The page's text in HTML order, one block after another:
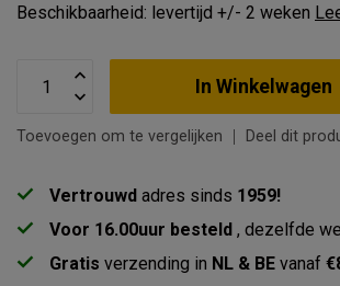
Beschikbaarheid: levertijd +/- 2 weken
In Winkelwagen
Toevoegen om te vergelijken Deel dit
Vertrouwd adres sinds 1959!
Voor 16.00uur besteld , dezelfde
Gratis verzending in NL & BE vanaf